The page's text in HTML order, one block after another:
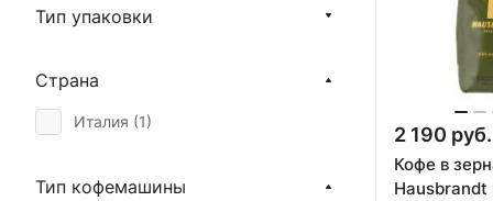
2 190 руб.
Кофе в
Mehmet Efendi (
Montecristo (
Musetti (12)
Тип упаковки
Страна
Италия (1)
Тип кофемашины